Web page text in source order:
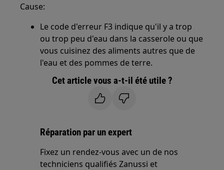
Cause:
Le code d'erreur F3 indique qu'il y a trop
ou trop peu d'eau dans la casserole ou que
vous cuisinez des aliments autres que de
l'eau et des pommes de terre.
Cet article vous a-t-il été utile ?
Réparation par un expert
Fixez un rendez-vous avec un de nos
techniciens qualifiés Zanussi et